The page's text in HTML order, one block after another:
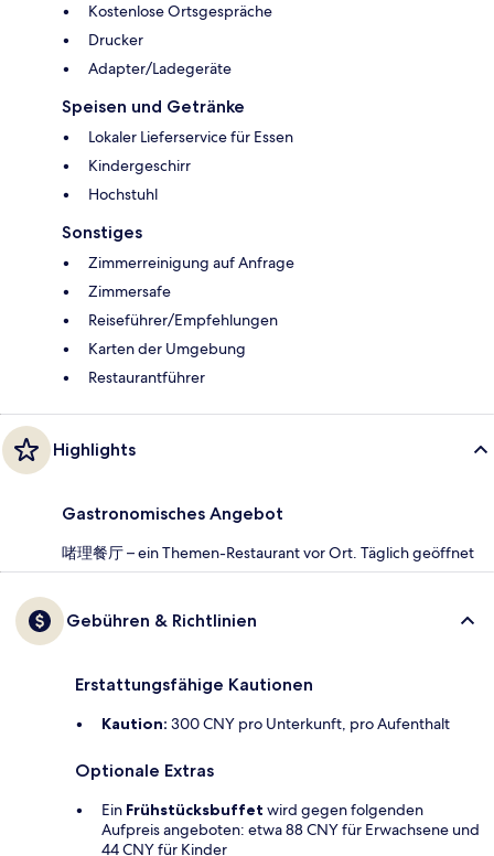
Kostenlose Ortsgespräche
Drucker
Adapter/Ladegeräte
Speisen und Getränke
Lokaler Lieferservice für Essen
Kindergeschirr
Hochstuhl
Sonstiges
Zimmerreinigung auf Anfrage
Zimmersafe
Reiseführer/Empfehlungen
Karten der Umgebung
Restaurantführer
Highlights
Gastronomisches Angebot
啫理餐厅 – ein Themen-Restaurant vor Ort. Täglich geöffnet
Gebühren & Richtlinien
Erstattungsfähige Kautionen
Kaution: 300 CNY pro Unterkunft, pro Aufenthalt
Optionale Extras
Ein Frühstücksbuffet wird gegen folgenden
Aufpreis angeboten: etwa 88 CNY für Erwachsene und
44 CNY für Kinder